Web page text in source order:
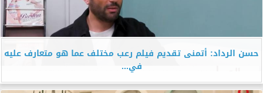
حسن الرداد: أتمنى تقديم فيلم رعب مختلف عما هو متعارف عليه
في...